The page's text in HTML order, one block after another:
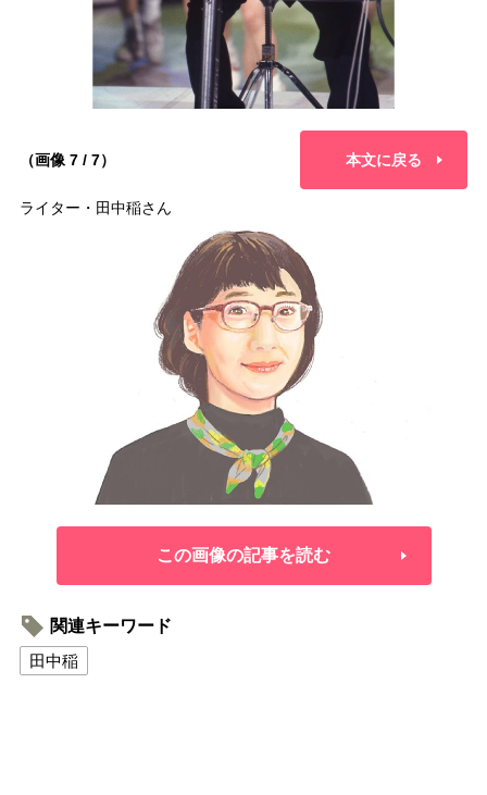
（画像 7 / 7） 本文に戻る
ライター・田中稲さん
この画像の記事を読む
関連キーワード
田中稲